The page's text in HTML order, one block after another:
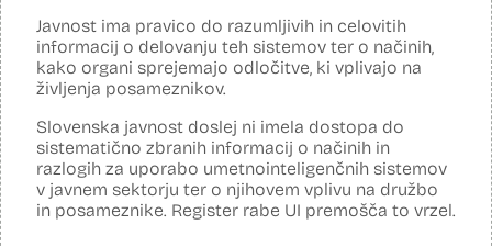
cestninskega nadzora preverja, ali so potniki kupili e-vinjeto. Sistem
samodejno v realnem času prepoznava registrske tablice, države
registracije vozila, barve, znamke, modele in modelna leta, cestninski
razred in vrste vozil. Prepoznava poteka s pomočjo
umetnointeligenčnih sistemov optične prepoznave na podlagi
Viri:
Dosje javnega naročila
Odgovor na zahtevek za informacije javnega značaja
Pogodba za izdelavo sistema E-vinjeta
Javnost ima pravico do razumljivih in celovitih
informacij o delovanju teh sistemov ter o načinih,
kako organi sprejemajo odločitve, ki vplivajo na
življenja posameznikov.
Slovenska javnost doslej ni imela dostopa do
sistematično zbranih informacij o načinih in
razlogih za uporabo umetnointeligenčnih sistemov
v javnem sektorju ter o njihovem vplivu na družbo
in posameznike. Register rabe UI premošča to vrzel.